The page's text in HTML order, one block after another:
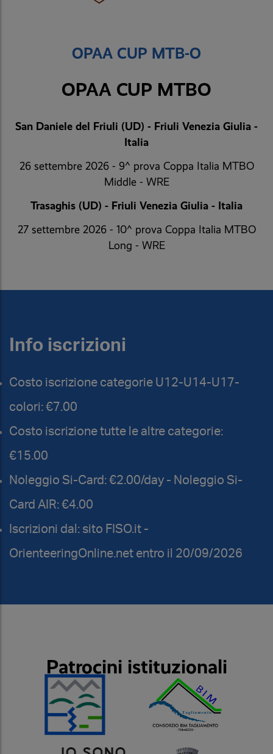
OPAA CUP MTB-O
OPAA CUP MTBO
San Daniele del Friuli (UD) - Friuli Venezia Giulia -
Italia
26 settembre 2026 - 9^ prova Coppa Italia MTBO
Middle - WRE
Trasaghis (UD) - Friuli Venezia Giulia - Italia
27 settembre 2026 - 10^ prova Coppa Italia MTBO
Long - WRE
Info iscrizioni
Costo iscrizione categorie U12-U14-U17-
colori: €7.00
Costo iscrizione tutte le altre categorie:
€15.00
Noleggio Si-Card: €2.00/day - Noleggio Si-
Card AIR: €4.00
Iscrizioni dal: sito FISO.it -
OrienteeringOnline.net entro il 20/09/2026
Patrocini istituzionali